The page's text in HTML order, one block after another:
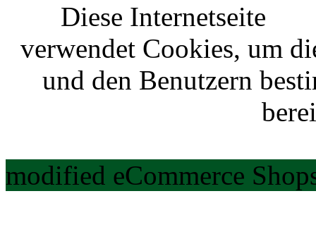
Diese Internetseite
verwendet Cookies, um
und den Benutzern
modified eCommerce